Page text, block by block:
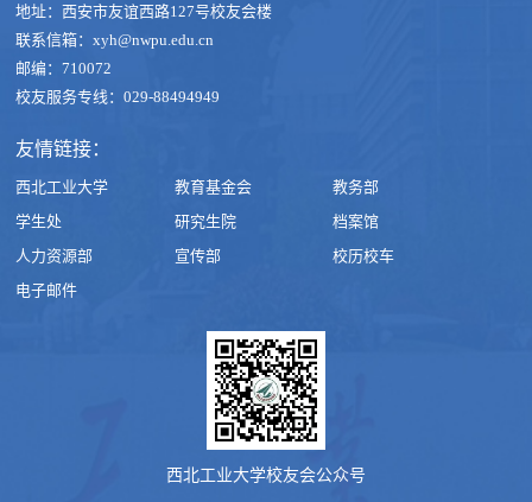
地址：西安市友谊西路127号校友会楼
联系信箱：xyh@nwpu.edu.cn
邮编：710072
校友服务专线：029-88494949
友情链接：
西北工业大学 教育基金会
教务部
学生处
研究生院
档案馆
人力资源部
宣传部
校历校车
电子邮件
西北工业大学校友会公众号